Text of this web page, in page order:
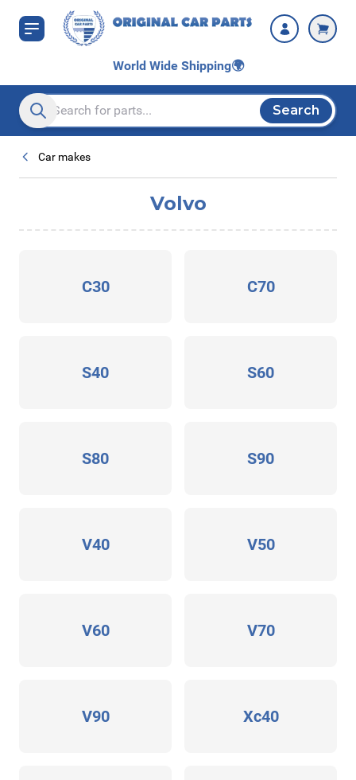
Skip to Content
World Wide Shipping🌍
Search entire store here...
Search
Car makes
Volvo
C30 C70
S40 S60
S80 S90
V40 V50
V60 V70
V90 Xc40